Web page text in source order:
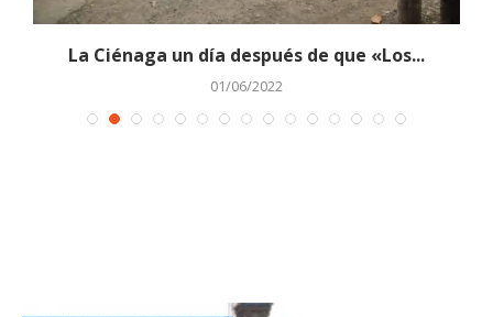
La Ciénaga un día después de que «Los...
01/06/2022